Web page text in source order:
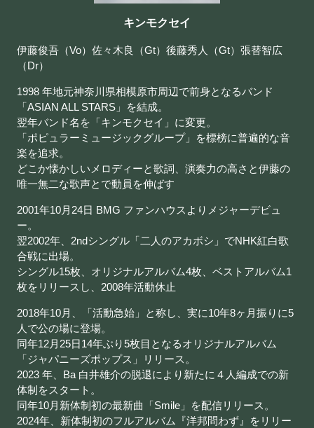
キンモクセイ
伊藤俊吾（Vo）佐々木良（Gt）後藤秀人（Gt）張替智広
（Dr）
1998 年地元神奈川県相模原市周辺で前身となるバンド
「ASIAN ALL STARS」を結成。
翌年バンド名を「キンモクセイ」に変更。
「ポピュラーミュージックグループ」を標榜に普遍的な音
楽を追求。
どこか懐かしいメロディーと歌詞、演奏力の高さと伊藤の
唯一無二な歌声とで動員を伸ばす
2001年10月24日 BMG ファンハウスよりメジャーデビュ
ー。
翌2002年、2ndシングル「二人のアカボシ」でNHK紅白歌
合戦に出場。
シングル15枚、オリジナルアルバム4枚、ベストアルバム1
枚をリリースし、2008年活動休止
2018年10月、「活動急始」と称し、実に10年8ヶ月振りに5
人で公の場に登場。
同年12月25日14年ぶり5枚目となるオリジナルアルバム
「ジャパニーズポップス」リリース。
2023 年、Ba 白井雄介の脱退により新たに４人編成での新
体制をスタート。
同年10月新体制初の最新曲「Smile」を配信リリース。
2024年、新体制初のフルアルバム『洋邦問わず』をリリー